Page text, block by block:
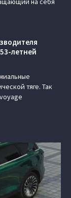
летней
тяге. Так